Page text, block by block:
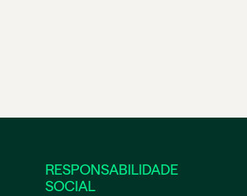
RESPONSABILIDADE
SOCIAL